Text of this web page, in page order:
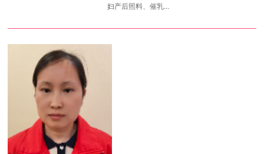
妇产后照料、催乳...